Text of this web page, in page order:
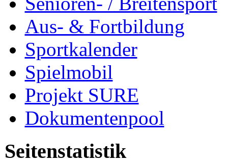
Aus- & Fortbildung
Sportkalender
Spielmobil
Projekt SURE
Dokumentenpool
Seitenstatistik